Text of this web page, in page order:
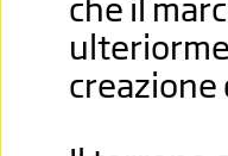
che il
creazione